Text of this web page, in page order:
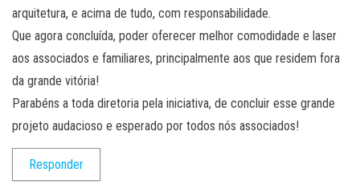
arquitetura, e acima de tudo, com responsabilidade.
Que agora concluída, poder oferecer melhor comodidade e laser
aos associados e familiares, principalmente aos que residem fora
da grande vitória!
Parabéns a toda diretoria pela iniciativa, de concluir esse grande
projeto audacioso e esperado por todos nós associados!
Responder